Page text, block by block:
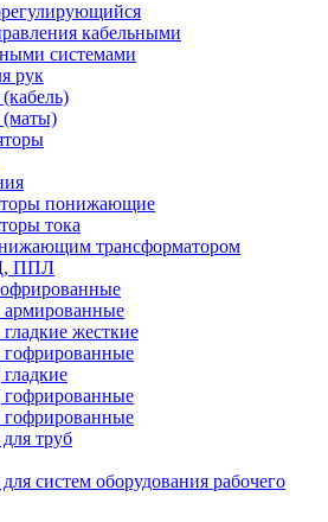
кабельными
системами
рук
понижающие
тока
трансформатором
ППЛ
жесткие
труб
систем оборудования рабочего